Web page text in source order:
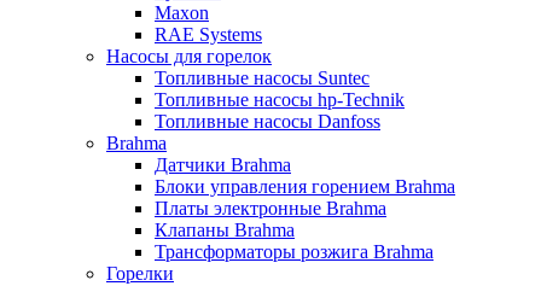
Maxon
RAE Systems
Насосы для горелок
Топливные насосы Suntec
Топливные насосы hp-Technik
Топливные насосы Danfoss
Brahma
Датчики Brahma
Блоки управления горением Brahma
Платы электронные Brahma
Клапаны Brahma
Трансформаторы розжига Brahma
Горелки